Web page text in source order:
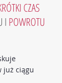
CZAS
I POWROTU
już ciągu